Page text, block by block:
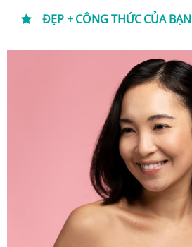
ĐẸP + CÔNG THỨC CỦA BẠN